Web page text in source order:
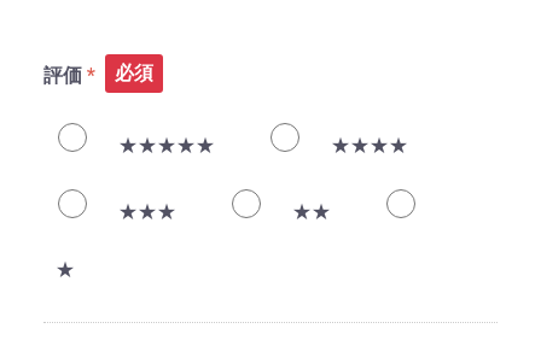
評価 必須
★★★★★ ★★★★
★★★ ★★
★